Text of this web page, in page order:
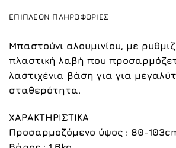
ΕΠΙΠΛΈΟΝ ΠΛΗΡΟΦΟΡΊΕΣ
Μπαστούνι αλουμινίου, με
πλαστική λαβή που
λαστιχένια βάση για για
σταθερότητα.
ΧΑΡΑΚΤΗΡΙΣΤΙΚΑ
Προσαρμοζόμενο ύψος : 80-